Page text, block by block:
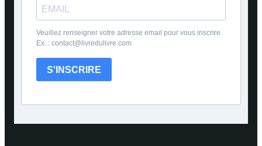
Veuillez renseigner votre adresse email pour vous inscrire.
Ex. : contact@livredulivre.com
S'INSCRIRE